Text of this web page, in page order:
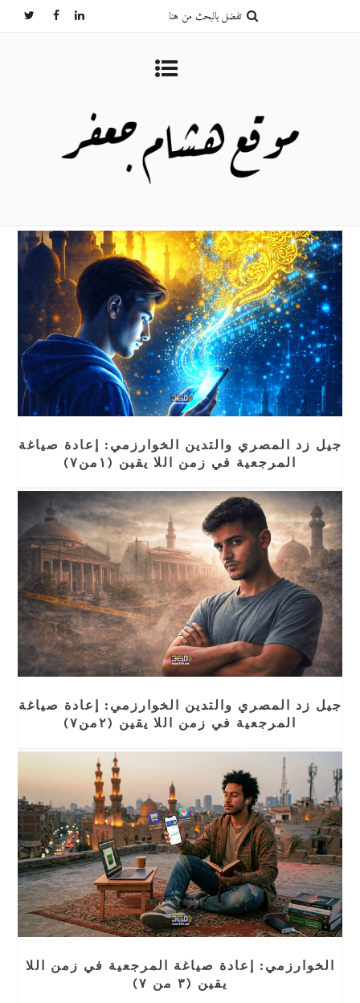
جيل زد المصري والتدين الخوارزمي: إعادة صياغة
المرجعية في زمن اللا يقين (١من٧)
جيل زد المصري والتدين الخوارزمي: إعادة صياغة
المرجعية في زمن اللا يقين (٢من٧)
الخوارزمي: إعادة صياغة المرجعية في زمن اللا
يقين (٣ من ٧)